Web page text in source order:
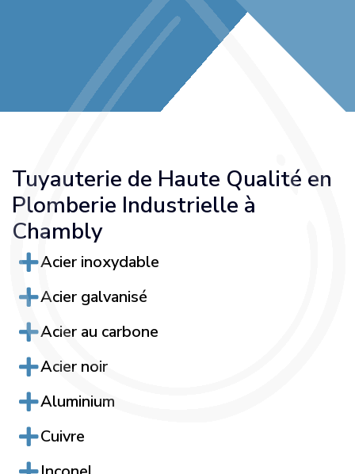
Tuyauterie de Haute Qualité en
Plomberie Industrielle à
Chambly
Acier inoxydable
Acier galvanisé
Acier au carbone
Acier noir
Aluminium
Cuivre